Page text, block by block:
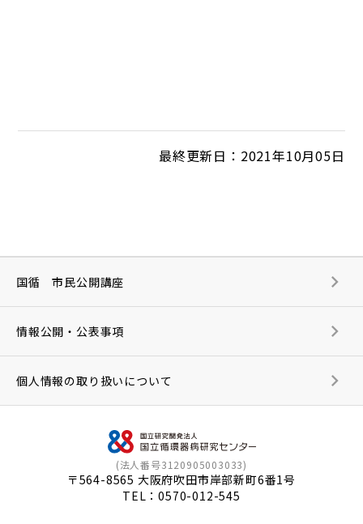
最終更新日：2021年10月05日
(法人番号3120905003033)
〒564-8565 大阪府吹田市岸部新町6番1号
TEL：0570-012-545
国循 市民公開講座
情報公開・公表事項
個人情報の取り扱いについて